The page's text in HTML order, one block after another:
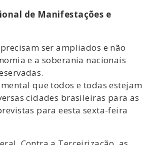
de Manifestações e
ser ampliados e não
e a soberania nacionais
que todos e todas estejam
cidades brasileiras para as
para eesta sexta-feira